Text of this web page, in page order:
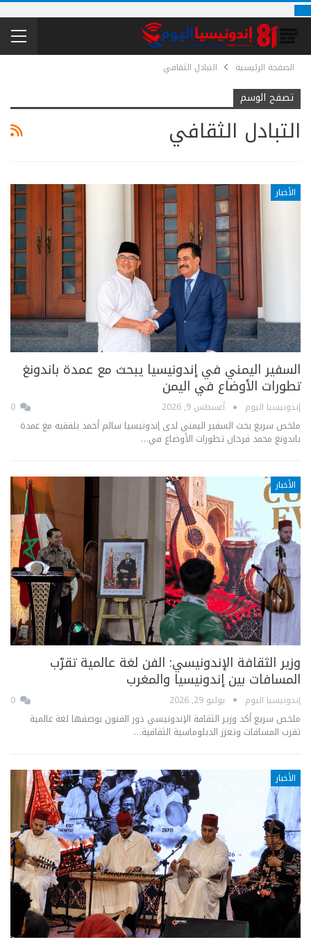
الصفحة الرئيسية التبادل الثقافي
تصفح الوسم
التبادل الثقافي
الأخبار
السفير اليمني في إندونيسيا يبحث مع عمدة باندونغ
تطورات الأوضاع في اليمن
إندونيسيا اليوم أغسطس 9, 2026
ملخص سريع بحث السفير اليمني لدى إندونيسيا سالم أحمد بلفقيه مع عمدة
باندونغ محمد فرحان تطورات الأوضاع في…
الأخبار
وزير الثقافة الإندونيسي: الفن لغة عالمية تقرّب
المسافات بين إندونيسيا والمغرب
إندونيسيا اليوم يوليو 29, 2026
ملخص سريع أكد وزير الثقافة الإندونيسي دور الفنون بوصفها لغة عالمية
تقرب المسافات وتعزز الدبلوماسية الثقافية…
الأخبار